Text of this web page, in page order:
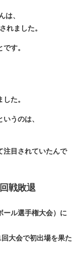
は、
されました。
す。
した。
うのは、
注目されていたんで
戦敗退
ール選手権大会）に
大会で初出場を果た